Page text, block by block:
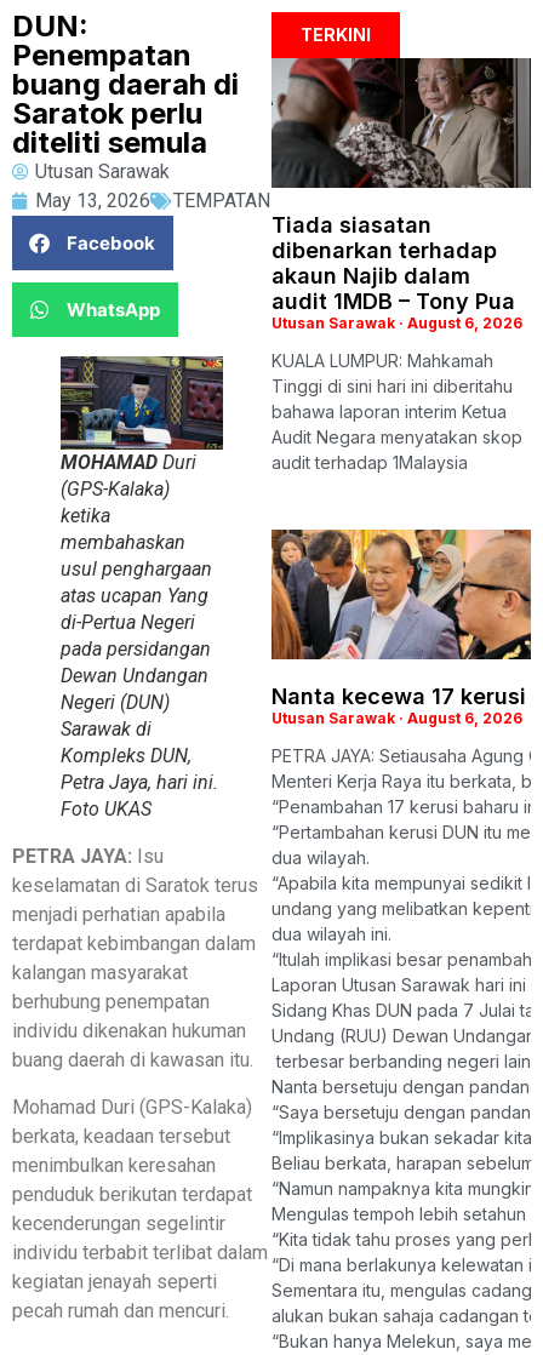
DUN:
Penempatan
buang daerah di
Saratok perlu
diteliti semula
Utusan Sarawak
May 13, 2026
TEMPATAN
Facebook
WhatsApp
MOHAMAD Duri
(GPS-Kalaka)
ketika
membahaskan
usul penghargaan
atas ucapan Yang
di-Pertua Negeri
pada persidangan
Dewan Undangan
Negeri (DUN)
Sarawak di
Kompleks DUN,
Petra Jaya, hari ini.
Foto UKAS
PETRA JAYA: Isu
keselamatan di Saratok terus
menjadi perhatian apabila
terdapat kebimbangan dalam
kalangan masyarakat
berhubung penempatan
individu dikenakan hukuman
buang daerah di kawasan itu.
Mohamad Duri (GPS-Kalaka)
berkata, keadaan tersebut
menimbulkan keresahan
penduduk berikutan terdapat
kecenderungan segelintir
individu terbabit terlibat dalam
kegiatan jenayah seperti
pecah rumah dan mencuri.
TERKINI
Tiada siasatan
dibenarkan terhadap
akaun Najib dalam
audit 1MDB – Tony Pua
Utusan Sarawak August 6, 2026
KUALA LUMPUR: Mahkamah
Tinggi di sini hari ini diberitahu
bahawa laporan interim Ketua
Audit Negara menyatakan skop
audit terhadap 1Malaysia
Nanta kecewa 17 kerusi
Utusan Sarawak August 6, 2026
PETRA JAYA: Setiausaha Agung
Menteri Kerja Raya itu berkata,
“Penambahan 17 kerusi baharu
“Pertambahan kerusi DUN itu
dua wilayah.
“Apabila kita mempunyai sedikit
undang yang melibatkan
dua wilayah ini.
“Itulah implikasi besar
Laporan Utusan Sarawak hari ini
Sidang Khas DUN pada 7 Julai
Undang (RUU) Dewan
terbesar berbanding negeri lain
Nanta bersetuju dengan
“Saya bersetuju dengan
“Implikasinya bukan sekadar
Beliau berkata, harapan sebelum
“Namun nampaknya kita
Mengulas tempoh lebih setahun
“Kita tidak tahu proses yang
“Di mana berlakunya kelewatan
Sementara itu, mengulas
alukan bukan sahaja cadangan
“Bukan hanya Melekun, saya